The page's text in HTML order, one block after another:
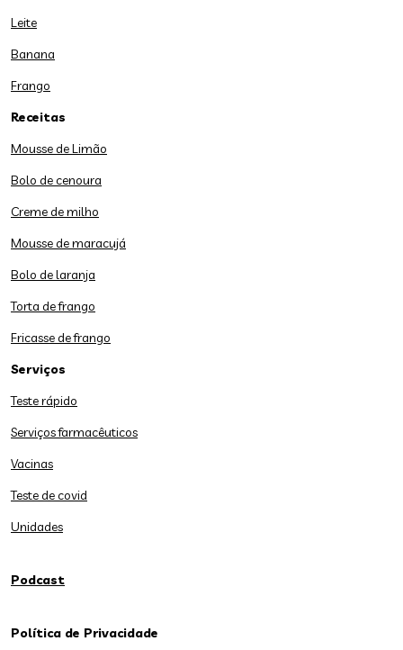
Leite
Banana
Frango
Receitas
Mousse de Limão
Bolo de cenoura
Creme de milho
Mousse de maracujá
Bolo de laranja
Torta de frango
Fricasse de frango
Serviços
Teste rápido
Serviços farmacêuticos
Vacinas
Teste de covid
Unidades
Podcast
Política de Privacidade